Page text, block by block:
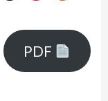
PDF